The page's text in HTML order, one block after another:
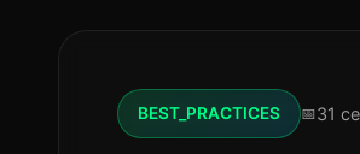
BEST_PRACTICES 31